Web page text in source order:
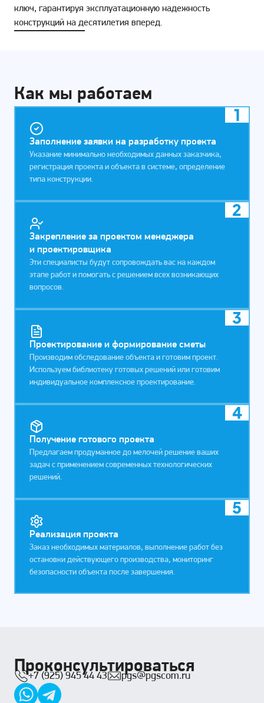
ключ, гарантируя эксплуатационную надежность
конструкций на десятилетия вперед.
Как мы работаем
Заполнение заявки на разработку проекта
Указание минимально необходимых данных заказчика,
регистрация проекта и объекта в системе, определение
типа конструкции.
1
Закрепление за проектом менеджера
и проектировщика
Эти специалисты будут сопровождать вас на каждом
этапе работ и помогать с решением всех возникающих
вопросов.
2
Проектирование и формирование сметы
Производим обследование объекта и готовим проект.
Используем библиотеку готовых решений или готовим
индивидуальное комплексное проектирование.
3
Получение готового проекта
Предлагаем продуманное до мелочей решение ваших
задач с применением современных технологических
решений.
4
Реализация проекта
Заказ необходимых материалов, выполнение работ без
остановки действующего производства, мониторинг
безопасности объекта после завершения.
5
Проконсультироваться
+7 (925) 945 44 43 pgs@pgscom.ru